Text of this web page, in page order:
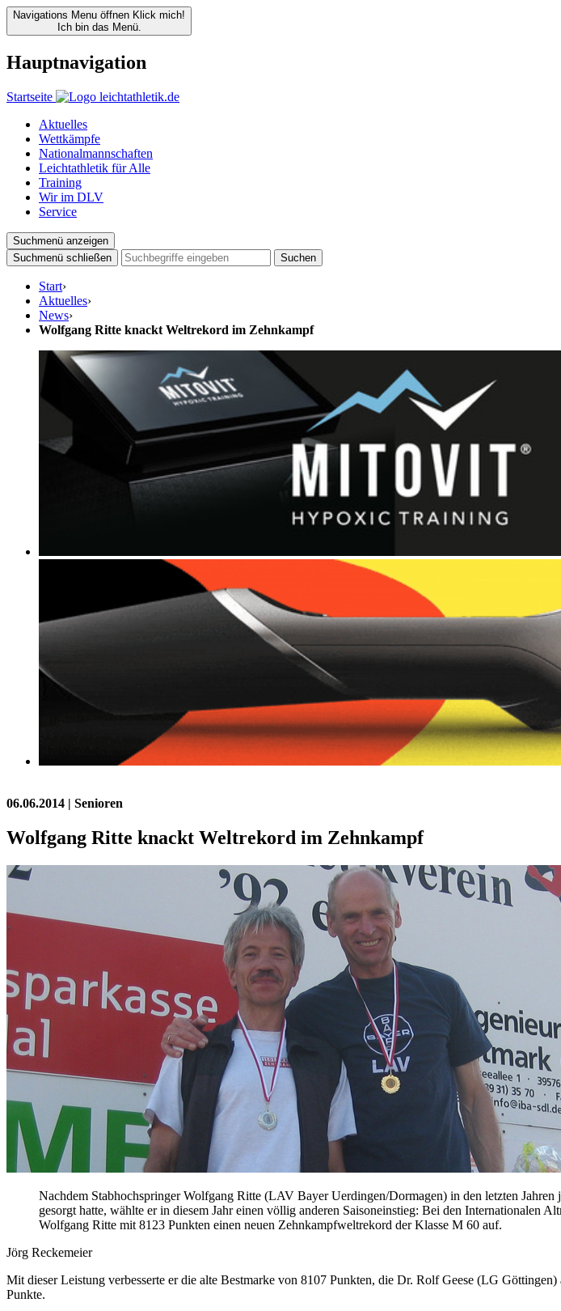
Navigations Menu öffnen Klick mich!
Ich bin das Menü.
Hauptnavigation
Startseite
Aktuelles
Wettkämpfe
Nationalmannschaften
Leichtathletik für Alle
Training
Wir im DLV
Service
Suchmenü anzeigen
Suchmenü schließen
Suchen
Start›
Aktuelles›
News›
Wolfgang Ritte knackt Weltrekord im Zehnkampf
06.06.2014 | Senioren
Wolfgang Ritte knackt Weltrekord im Zehnkampf
Nachdem Stabhochspringer Wolfgang Ritte (LAV Bayer Uerdingen/Dormagen) in den letzten
gesorgt hatte, wählte er in diesem Jahr einen völlig anderen Saisoneinstieg: Bei den Internationalen
Wolfgang Ritte mit 8123 Punkten einen neuen Zehnkampfweltrekord der Klasse M 60 auf.
Jörg Reckemeier
Mit dieser Leistung verbesserte er die alte Bestmarke von 8107 Punkten, die Dr. Rolf Geese (LG
Punkte.